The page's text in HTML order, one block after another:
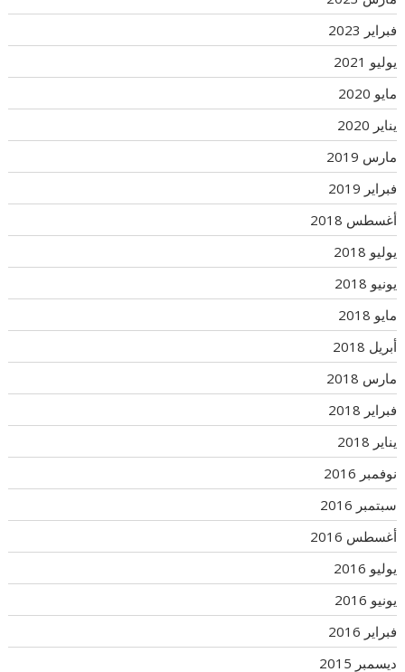
فبراير 2023
يوليو 2021
مايو 2020
يناير 2020
مارس 2019
فبراير 2019
أغسطس 2018
يوليو 2018
يونيو 2018
مايو 2018
أبريل 2018
مارس 2018
فبراير 2018
يناير 2018
نوفمبر 2016
سبتمبر 2016
أغسطس 2016
يوليو 2016
يونيو 2016
فبراير 2016
ديسمبر 2015